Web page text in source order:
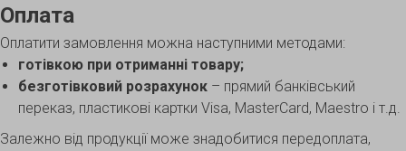
Оплата
Оплатити замовлення можна наступними методами:
готівкою при отриманні товару;
безготівковий розрахунок – прямий банківський
переказ, пластикові картки Visa, MasterCard, Maestro і т.д.
Залежно від продукції може знадобитися передоплата,